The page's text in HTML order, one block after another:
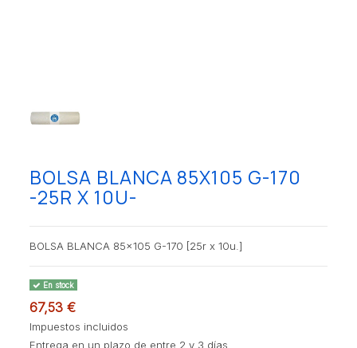
BOLSA BLANCA 85X105 G-170
-25R X 10U-
BOLSA BLANCA 85x105 G-170 [25r x 10u.]
En stock
67,53 €
Impuestos incluidos
Entrega en un plazo de entre 2 y 3 días